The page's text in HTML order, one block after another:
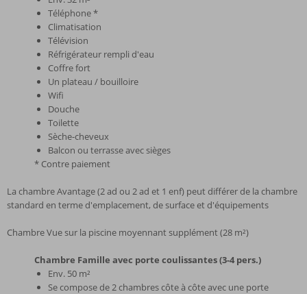
Téléphone *
Climatisation
Télévision
Réfrigérateur rempli d'eau
Coffre fort
Un plateau / bouilloire
Wifi
Douche
Toilette
Sèche-cheveux
Balcon ou terrasse avec sièges
* Contre paiement
La chambre Avantage (2 ad ou 2 ad et 1 enf) peut différer de la chambre
standard en terme d'emplacement, de surface et d'équipements
Chambre Vue sur la piscine moyennant supplément (28 m²)
Chambre Famille avec porte coulissantes (3-4 pers.)
Env. 50 m²
Se compose de 2 chambres côte à côte avec une porte